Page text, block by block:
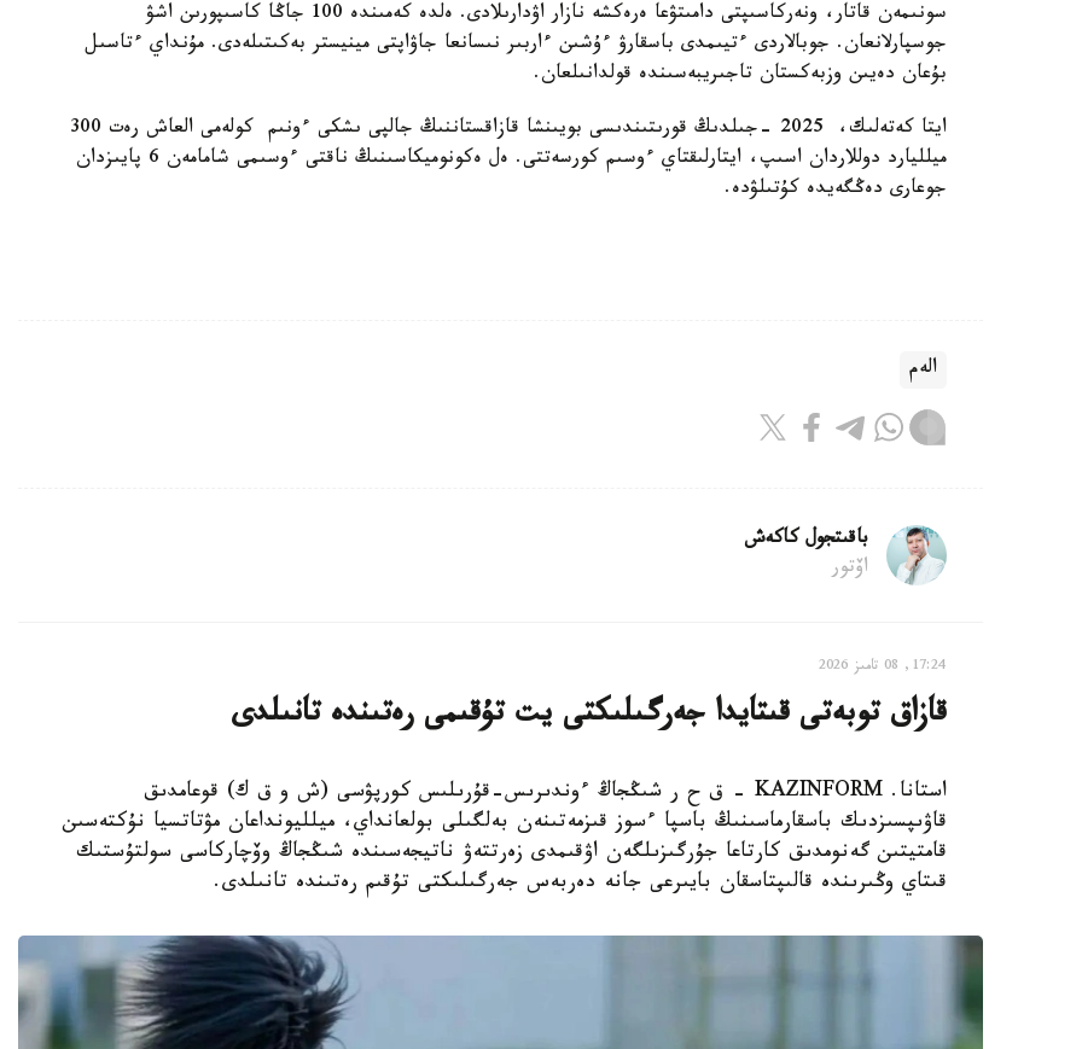
سونىمەن قاتار، ونەركاسىپتى دامىتۋعا ەرەكشە نازار اۋدارىلادى. ەلدە كەمىندە 100 جاڭا كاسىپورىن اشۋ
جوسپارلانعان. جوبالاردى ءتيىمدى باسقارۋ ءۇشىن ءاربىر نىسانعا جاۋاپتى مينيستر بەكىتىلەدى. مۇنداي ءتاسىل
بۇعان دەيىن وزبەكستان تاجىريبەسىندە قولدانىلعان.
ايتا كەتەلىك، 2025 -جىلدىڭ قورىتىندىسى بويىنشا قازاقستاننىڭ جالپى ىشكى ءونىم كولەمى العاش رەت 300
ميلليارد دوللاردان اسىپ، ايتارلىقتاي ءوسىم كورسەتتى. ەل ەكونوميكاسىنىڭ ناقتى ءوسىمى شامامەن 6 پايىزدان
جوعارى دەڭگەيدە كۇتىلۋدە.
الەم
باقىتجول كاكەش
اۆتور
17:24, 08 تامىز 2026
قازاق توبەتى قىتايدا جەرگىلىكتى يت تۇقىمى رەتىندە تانىلدى
استانا. KAZINFORM – ق ح ر شىڭجاڭ ءوندىرىس-قۇرىلىس كورپۋسى (ش و ق ك) قوعامدىق
قاۋىپسىزدىك باسقارماسىنىڭ باسپا ءسوز قىزمەتىنەن بەلگىلى بولعانداي، ميلليونداعان مۋتاتسيا نۇكتەسىن
قامتيتىن گەنومدىق كارتاعا جۇرگىزىلگەن اۋقىمدى زەرتتەۋ ناتيجەسىندە شىڭجاڭ وۆچاركاسى سولتۇستىك
قىتاي وڭىرىندە قالىپتاسقان بايىرعى جانە دەربەس جەرگىلىكتى تۇقىم رەتىندە تانىلدى.